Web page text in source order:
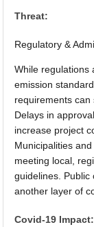
Threat:
Regulatory &
While regulations
emission
requirements can
Delays in
increase project
Municipalities
meeting local,
guidelines.
another layer of
Covid-19 Impact: